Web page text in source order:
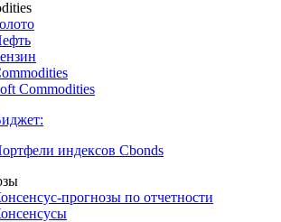
Commodities
индексов Cbonds
прогнозы по отчетности